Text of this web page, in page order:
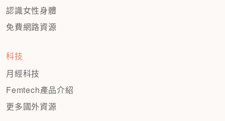
認識女性身體
免費網路資源
科技
月經科技
Femtech產品介紹
更多國外資源